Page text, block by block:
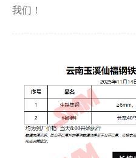
我们！